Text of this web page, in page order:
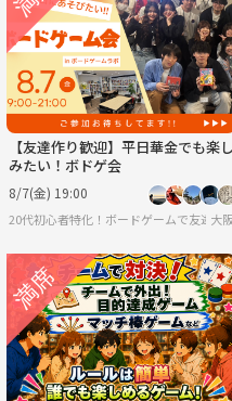
【友達作り歓迎】平日華金でも楽し
みたい！ボドゲ会
8/7(金) 19:00
20代初心者特化！ボードゲームで友達を
大